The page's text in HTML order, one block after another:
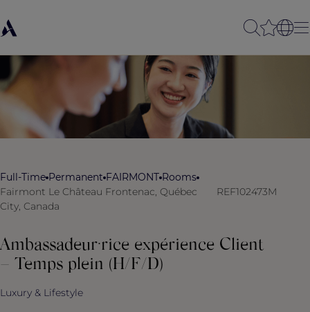
Full-Time Permanent FAIRMONT Rooms
Fairmont Le Château Frontenac, Québec
City, Canada
REF102473M
Ambassadeur·rice expérience Client
– Temps plein (H/F/D)
Luxury & Lifestyle